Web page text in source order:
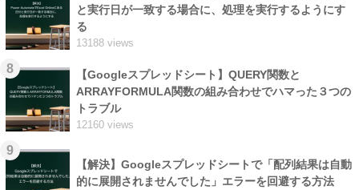
と実行日が一致する場合に、処理を実行するようにす
る
13188 views
8
【Googleスプレッドシート】QUERY関数と
ARRAYFORMULA関数の組み合わせでハマった３つの
トラブル
12160 views
9
【解決】Googleスプレッドシートで「配列結果は自動
的に展開されませんでした」エラーを回避する方法